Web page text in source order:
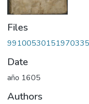
Files
Date
año 1605
Authors